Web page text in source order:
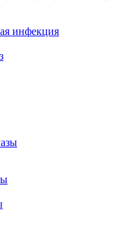
инфекция